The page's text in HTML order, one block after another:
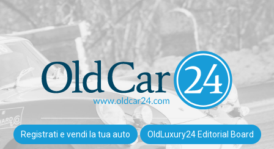
Registrati e vendi la tua auto OldLuxury24 Editorial Board